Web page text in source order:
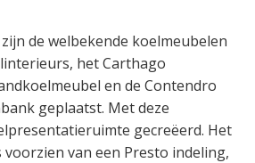
de welbekende koelmeubelen
het Carthago
en de Contendro
geplaatst. Met deze
gecreëerd. Het
van een Presto indeling,